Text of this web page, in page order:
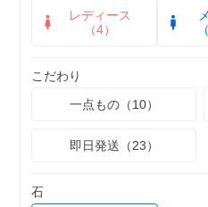
レディース
（4）
こだわり
一点もの（10）
即日発送（23）
石